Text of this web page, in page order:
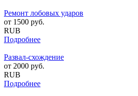
Ремонт лобовых ударов
от 1500 руб.
RUB
Подробнее
Развал-схождение
от 2000 руб.
RUB
Подробнее